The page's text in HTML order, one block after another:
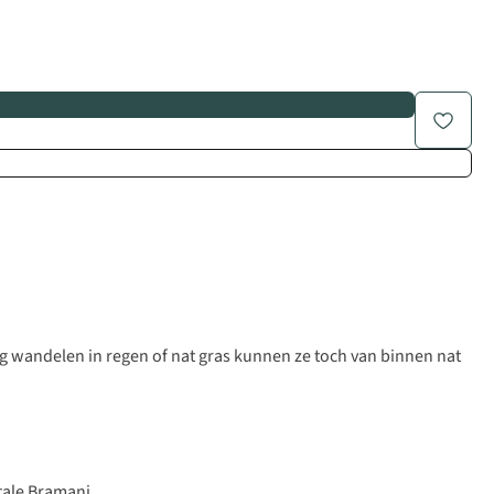
in regen of nat gras kunnen ze toch van binnen nat